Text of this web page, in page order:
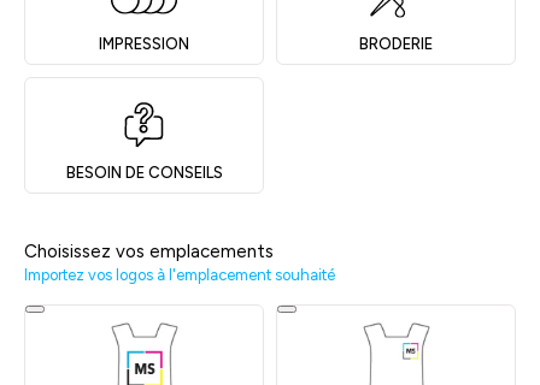
IMPRESSION BRODERIE
BESOIN DE CONSEILS
Choisissez vos emplacements
Importez vos logos à l'emplacement souhaité